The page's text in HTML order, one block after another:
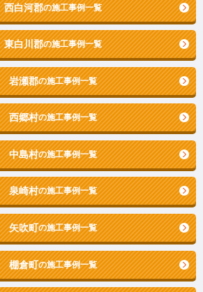
西白河郡の施工事例一覧
東白川郡の施工事例一覧
岩瀬郡の施工事例一覧
西郷村の施工事例一覧
中島村の施工事例一覧
泉崎村の施工事例一覧
矢吹町の施工事例一覧
棚倉町の施工事例一覧